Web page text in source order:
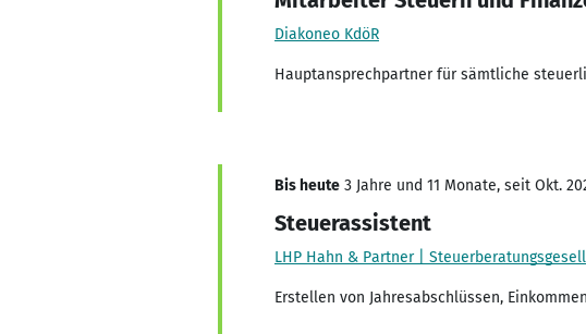
Diakoneo KdöR
Hauptansprechpartner für sämtliche
Bis heute 3 Jahre und 11 Monate, seit Okt.
Steuerassistent
LHP Hahn & Partner |
Erstellen von Jahresabschlüssen,